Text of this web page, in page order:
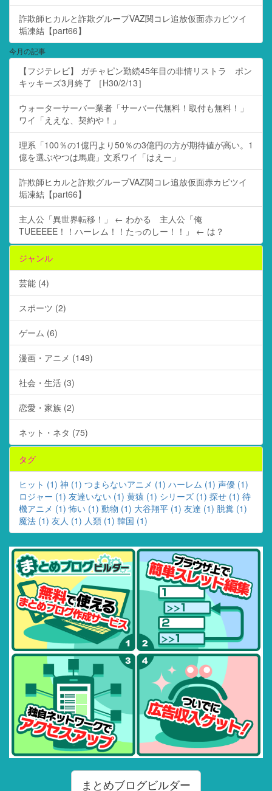
詐欺師ヒカルと詐欺グループVAZ関コレ追放仮面赤カビツイ
垢凍結【part66】
今月の記事
【フジテレビ】 ガチャピン勤続45年目の非情リストラ ポン
キッキーズ3月終了 ［H30/2/13］
ウォーターサーバー業者「サーバー代無料！取付も無料！」
ワイ「ええな、契約や！」
理系「100％の1億円より50％の3億円の方が期待値が高い。1
億を選ぶやつは馬鹿」文系ワイ「はえー」
詐欺師ヒカルと詐欺グループVAZ関コレ追放仮面赤カビツイ
垢凍結【part66】
主人公「異世界転移！」 ← わかる 主人公「俺
TUEEEEE！！ハーレム！！たっのしー！！」 ← は？
ジャンル
芸能 (4)
スポーツ (2)
ゲーム (6)
漫画・アニメ (149)
社会・生活 (3)
恋愛・家族 (2)
ネット・ネタ (75)
タグ
ヒット (1) 神 (1) つまらないアニメ (1) ハーレム (1) 声優 (1)
ロジャー (1) 友達いない (1) 黄猿 (1) シリーズ (1) 探せ (1) 待
機アニメ (1) 怖い (1) 動物 (1) 大谷翔平 (1) 友達 (1) 脱糞 (1)
魔法 (1) 友人 (1) 人類 (1) 韓国 (1)
まとめブログビルダー